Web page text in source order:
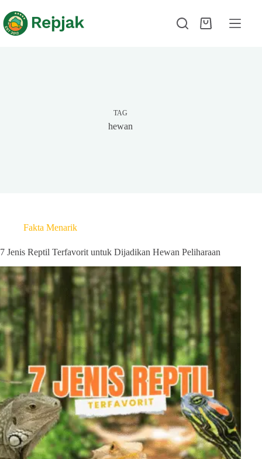
TAG
hewan
Fakta Menarik
7 Jenis Reptil Terfavorit untuk Dijadikan Hewan Peliharaan